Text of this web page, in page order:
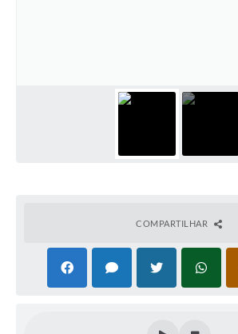
Cadastro de Fornecedores
COMPARTILHAR